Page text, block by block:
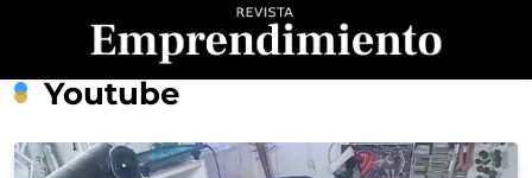
Revista
Emprendimiento
Youtube